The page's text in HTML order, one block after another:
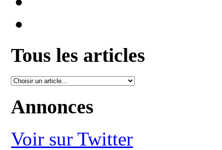
Tous les articles
Annonces
Voir sur Twitter